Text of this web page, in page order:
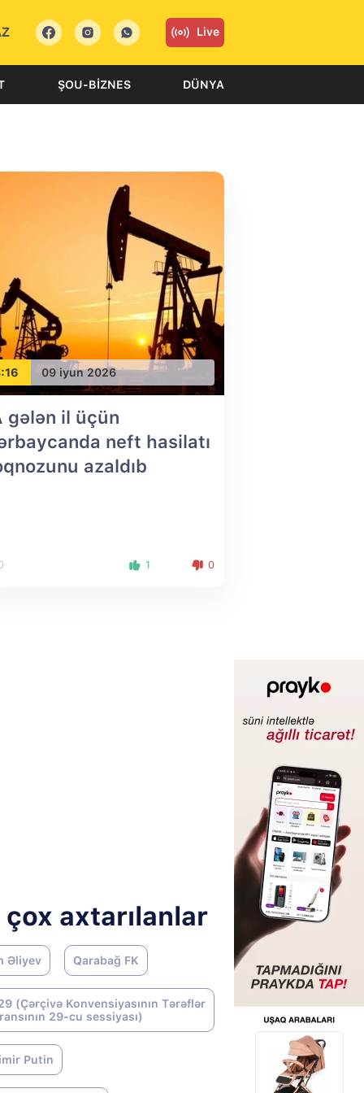
Live
ŞOU-BIZNES DÜNYA
09 iyun 2026
gələn il üçün
neft hasilatı
azaldıb
1 0
axtarılanlar
Əliyev Qarabağ FK
(Çərçivə Konvensiyasının Tərəflər
29-cu sessiyası)
Putin